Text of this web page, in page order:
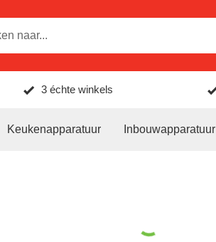
3 échte winkels
Keukenapparatuur Inbouwapparatuur